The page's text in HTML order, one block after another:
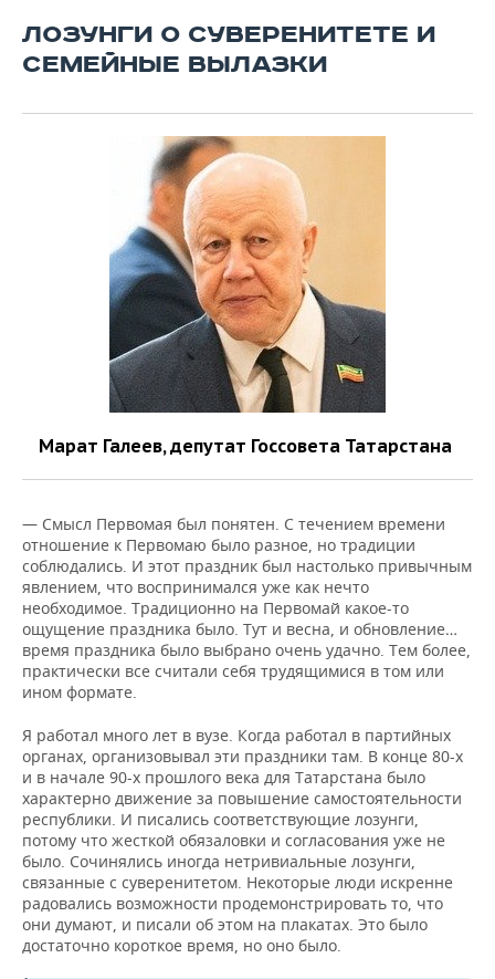
ЛОЗУНГИ О СУВЕРЕНИТЕТЕ И
СЕМЕЙНЫЕ ВЫЛАЗКИ
Марат Галеев, депутат Госсовета Татарстана
— Смысл Первомая был понятен. С течением времени
отношение к Первомаю было разное, но традиции
соблюдались. И этот праздник был настолько привычным
явлением, что воспринимался уже как нечто
необходимое. Традиционно на Первомай какое-то
ощущение праздника было. Тут и весна, и обновление…
время праздника было выбрано очень удачно. Тем более,
практически все считали себя трудящимися в том или
ином формате.
Я работал много лет в вузе. Когда работал в партийных
органах, организовывал эти праздники там. В конце 80-х
и в начале 90-х прошлого века для Татарстана было
характерно движение за повышение самостоятельности
республики. И писались соответствующие лозунги,
потому что жесткой обязаловки и согласования уже не
было. Сочинялись иногда нетривиальные лозунги,
связанные с суверенитетом. Некоторые люди искренне
радовались возможности продемонстрировать то, что
они думают, и писали об этом на плакатах. Это было
достаточно короткое время, но оно было.